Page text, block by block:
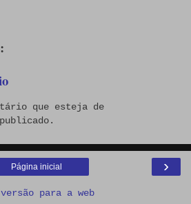
que esteja de
›
Página inicial
para a web